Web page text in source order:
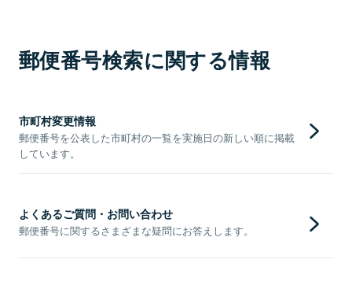
郵便番号検索に関する情報
市町村変更情報
郵便番号を公表した市町村の一覧を実施日の新しい順に掲載
しています。
よくあるご質問・お問い合わせ
郵便番号に関するさまざまな疑問にお答えします。